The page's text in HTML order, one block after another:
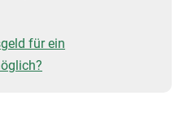
für ein